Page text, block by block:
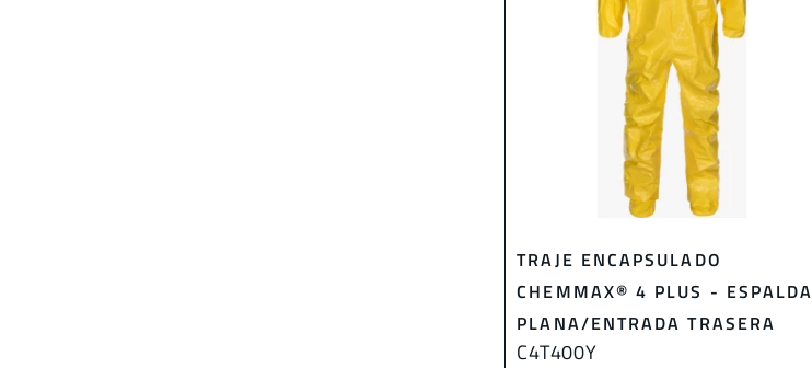
TRAJE ENCAPSULADO
CHEMMAX® 4 PLUS - ESPALDA
PLANA/ENTRADA TRASERA
C4T400Y